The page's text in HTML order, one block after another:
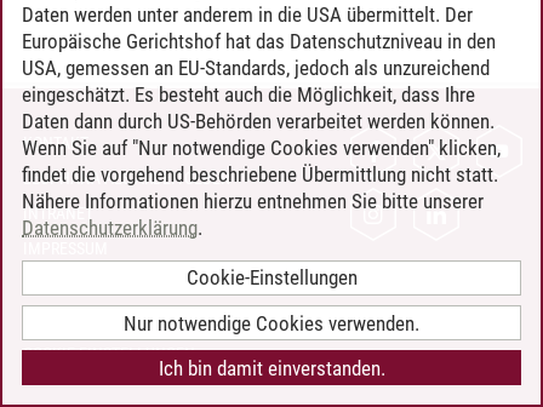
KONTAKT
LEUPHANA ALS ARBEITGEBER
INTRANET
BARRIEREFREIHEIT
COOKIE-EINSTELLUNGEN
Daten werden unter anderem in die USA übermittelt. Der
Europäische Gerichtshof hat das Datenschutzniveau in den
USA, gemessen an EU-Standards, jedoch als unzureichend
eingeschätzt. Es besteht auch die Möglichkeit, dass Ihre
Daten dann durch US-Behörden verarbeitet werden können.
Wenn Sie auf "Nur notwendige Cookies verwenden" klicken,
findet die vorgehend beschriebene Übermittlung nicht statt.
Nähere Informationen hierzu entnehmen Sie bitte unserer
Datenschutzerklärung.
Cookie-Einstellungen
Nur notwendige Cookies verwenden.
Ich bin damit einverstanden.